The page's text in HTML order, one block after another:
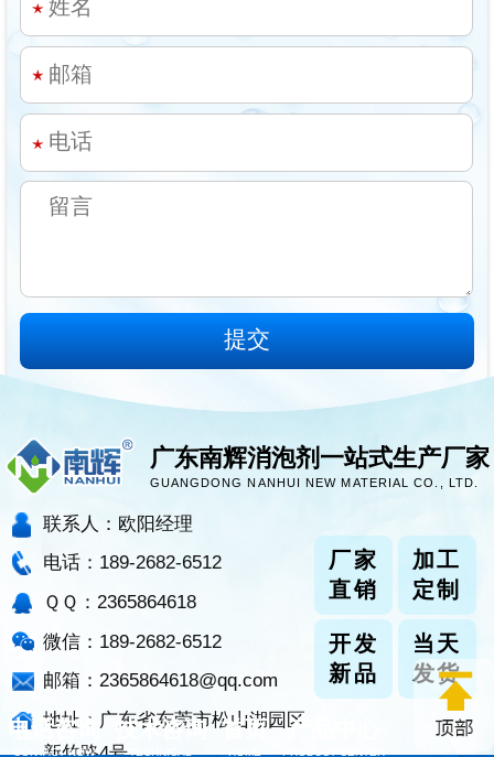
广东南辉消泡剂一站式生产厂家
GUANGDONG NANHUI NEW MATERIAL CO., LTD.
厂家
直销
加工
定制
开发
新品
当天
发货
联系人：欧阳经理
电话：189-2682-6512
ＱＱ：2365864618
微信：189-2682-6512
邮箱：2365864618@qq.com
地址：广东省东莞市松山湖园区
电话咨询
CONTACT NOW
技术咨询 首页 产品中心